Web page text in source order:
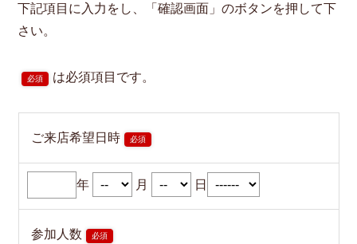
下記項目に入力をし、「確認画面」のボタンを押して下
さい。
必須 は必須項目です。
ご来店希望日時 必須
年 月 日
参加人数 必須